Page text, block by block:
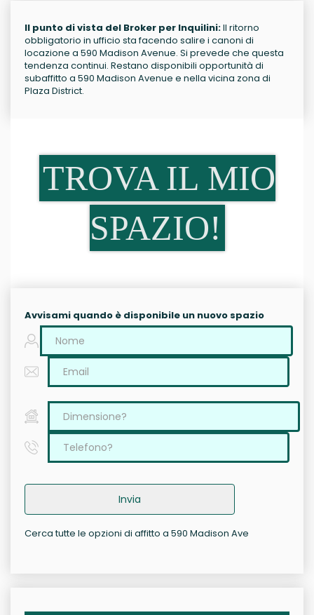
Il punto di vista del Broker per Inquilini:Il ritorno
obbligatorio in ufficio sta facendo salire i canoni di
locazione a 590 Madison Avenue. Si prevede che questa
tendenza continui. Restano disponibili opportunità di
subaffitto a 590 Madison Avenue e nella vicina zona di
Plaza District.
TROVA IL MIO
SPAZIO!
Avvisami quando è disponibile un nuovo spazio
Invia
Cerca tutte le opzioni di affitto a 590 Madison Ave